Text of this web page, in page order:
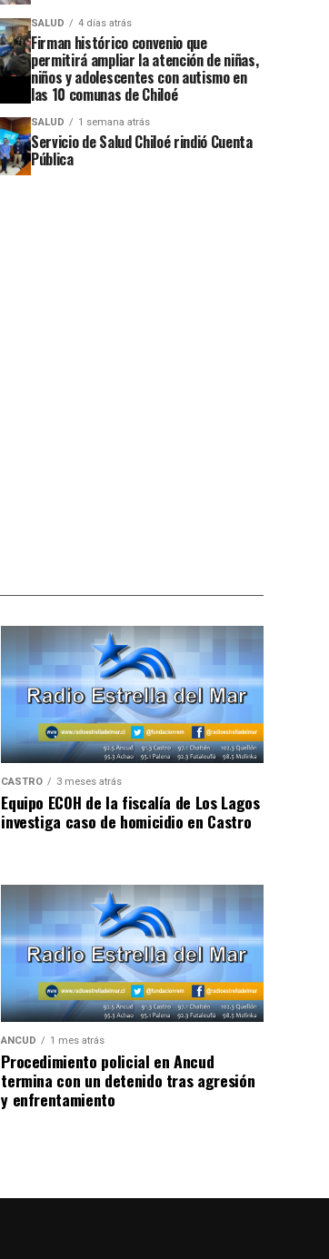
SALUD 4 días atrás
Firman histórico convenio que
permitirá ampliar la atención de niñas,
niños y adolescentes con autismo en
las 10 comunas de Chiloé
SALUD 1 semana atrás
Servicio de Salud Chiloé rindió Cuenta
Pública
CASTRO 3 meses atrás
Equipo ECOH de la fiscalía de Los Lagos
investiga caso de homicidio en Castro
ANCUD 1 mes atrás
Procedimiento policial en Ancud
termina con un detenido tras agresión
y enfrentamiento